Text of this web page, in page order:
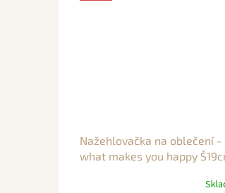
Nažehlovačka na oblečení -
what makes you happy